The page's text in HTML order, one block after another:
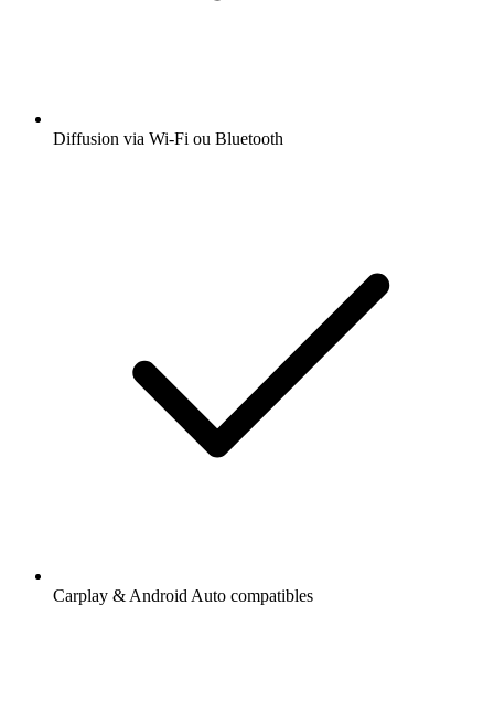
Diffusion via Wi-Fi ou Bluetooth
Carplay & Android Auto compatibles